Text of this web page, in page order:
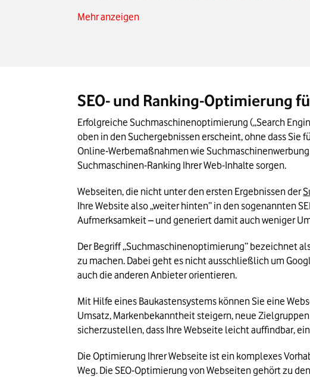
Keyword-SEO: So finden Sie den richtigen Fokus
Mehr anzeigen
SEO- und Ranking-Optimierung
Erfolgreiche Suchmaschinenoptimierung („Search
oben in den Suchergebnissen erscheint, ohne dass Sie
Online-Werbemaßnahmen wie
Suchmaschinen-Ranking Ihrer Web-Inhalte sorgen.
Webseiten, die nicht unter den ersten Ergebnissen der
Ihre Website also „weiter hinten” in den sogenannten
Aufmerksamkeit – und generiert damit auch weniger
Der Begriff „Suchmaschinenoptimierung” bezeichnet
zu machen. Dabei geht es nicht ausschließlich um
auch die anderen Anbieter orientieren.
Mit Hilfe eines Baukastensystems können Sie eine
Umsatz, Markenbekanntheit steigern, neue
sicherzustellen, dass Ihre Webseite leicht auffindbar,
Die Optimierung Ihrer Webseite ist ein komplexes
Weg. Die SEO-Optimierung von Webseiten gehört zu